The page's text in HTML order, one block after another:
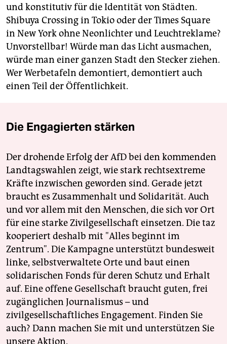
und konstitutiv für die Identität von Städten.
Shibuya Crossing in Tokio oder der Times Square
in New York ohne Neonlichter und Leuchtreklame?
Unvorstellbar! Würde man das Licht ausmachen,
würde man einer ganzen Stadt den Stecker ziehen.
Wer Werbetafeln demontiert, demontiert auch
einen Teil der Öffentlichkeit.
Die Engagierten stärken
Der drohende Erfolg der AfD bei den kommenden
Landtagswahlen zeigt, wie stark rechtsextreme
Kräfte inzwischen geworden sind. Gerade jetzt
braucht es Zusammenhalt und Solidarität. Auch
und vor allem mit den Menschen, die sich vor Ort
für eine starke Zivilgesellschaft einsetzen. Die taz
kooperiert deshalb mit "Alles beginnt im
Zentrum". Die Kampagne unterstützt bundesweit
linke, selbstverwaltete Orte und baut einen
solidarischen Fonds für deren Schutz und Erhalt
auf. Eine offene Gesellschaft braucht guten, frei
zugänglichen Journalismus – und
zivilgesellschaftliches Engagement. Finden Sie
auch? Dann machen Sie mit und unterstützen Sie
unsere Aktion.